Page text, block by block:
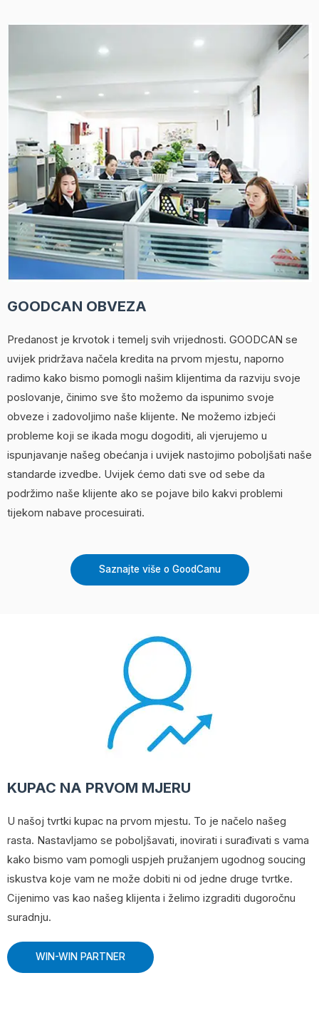
GOODCAN OBVEZA
Predanost je krvotok i temelj svih vrijednosti. GOODCAN se
uvijek pridržava načela kredita na prvom mjestu, naporno
radimo kako bismo pomogli našim klijentima da razviju svoje
poslovanje, činimo sve što možemo da ispunimo svoje
obveze i zadovoljimo naše klijente. Ne možemo izbjeći
probleme koji se ikada mogu dogoditi, ali vjerujemo u
ispunjavanje našeg obećanja i uvijek nastojimo poboljšati naše
standarde izvedbe. Uvijek ćemo dati sve od sebe da
podržimo naše klijente ako se pojave bilo kakvi problemi
tijekom nabave procesuirati.
Saznajte više o GoodCanu
KUPAC NA PRVOM MJERU
U našoj tvrtki kupac na prvom mjestu. To je načelo našeg
rasta. Nastavljamo se poboljšavati, inovirati i surađivati ​​s vama
kako bismo vam pomogli uspjeh pružanjem ugodnog soucing
iskustva koje vam ne može dobiti ni od jedne druge tvrtke.
Cijenimo vas kao našeg klijenta i želimo izgraditi dugoročnu
suradnju.
WIN-WIN PARTNER